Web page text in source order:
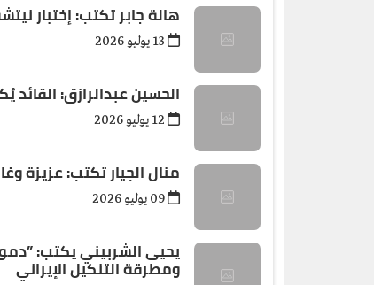
هالة جابر تكتب: إختبار
الحسين عبدالرازق: القائد
منال الجيار تكتب: عزيزة
يحيى الشربيني يكتب: ”دموع
ومطرقة التنكيل الإيراني